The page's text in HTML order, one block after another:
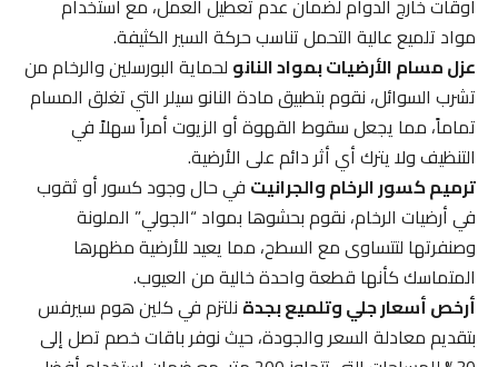
مواد تلميع عالية التحمل تناسب حركة السير الكثيفة.
عزل مسام الأرضيات بمواد النانولحماية البورسلين والرخام من
تشرب السوائل، نقوم بتطبيق مادة النانو سيلر التي تغلق المسام
تماماً، مما يجعل سقوط القهوة أو الزيوت أمراً سهلاً في
التنظيف ولا يترك أي أثر دائم على الأرضية.
ترميم كسور الرخام والجرانيتفي حال وجود كسور أو ثقوب
في أرضيات الرخام، نقوم بحشوها بمواد “الجولي” الملونة
وصنفرتها لتتساوى مع السطح، مما يعيد للأرضية مظهرها
المتماسك كأنها قطعة واحدة خالية من العيوب.
أرخص أسعار جلي وتلميع بجدةنلتزم في كلين هوم سيرفس
بتقديم معادلة السعر والجودة، حيث نوفر باقات خصم تصل إلى